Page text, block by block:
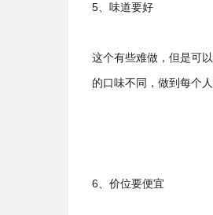
5、味道要好
这个有些难做，但是可
的口味不同，做到每个
6、价位要便宜